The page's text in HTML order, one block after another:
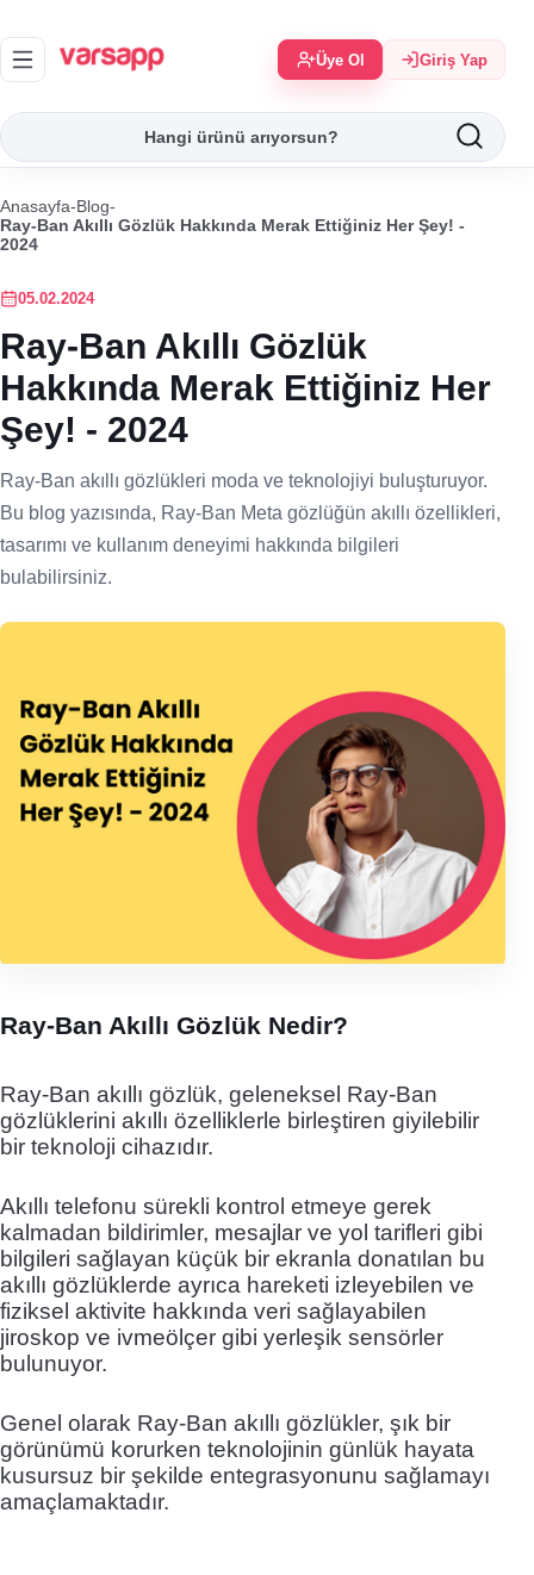
Üye Ol Giriş Yap
Anasayfa-Blog-
Ray-Ban Akıllı Gözlük Hakkında Merak Ettiğiniz Her Şey! -
2024
05.02.2024
Ray-Ban Akıllı Gözlük
Hakkında Merak Ettiğiniz Her
Şey! - 2024
Ray-Ban akıllı gözlükleri moda ve teknolojiyi buluşturuyor.
Bu blog yazısında, Ray-Ban Meta gözlüğün akıllı özellikleri,
tasarımı ve kullanım deneyimi hakkında bilgileri
bulabilirsiniz.
Ray-Ban Akıllı Gözlük Nedir?
Ray-Ban akıllı gözlük, geleneksel Ray-Ban
gözlüklerini akıllı özelliklerle birleştiren giyilebilir
bir teknoloji cihazıdır.
Akıllı telefonu sürekli kontrol etmeye gerek
kalmadan bildirimler, mesajlar ve yol tarifleri gibi
bilgileri sağlayan küçük bir ekranla donatılan bu
akıllı gözlüklerde ayrıca hareketi izleyebilen ve
fiziksel aktivite hakkında veri sağlayabilen
jiroskop ve ivmeölçer gibi yerleşik sensörler
bulunuyor.
Genel olarak Ray-Ban akıllı gözlükler, şık bir
görünümü korurken teknolojinin günlük hayata
kusursuz bir şekilde entegrasyonunu sağlamayı
amaçlamaktadır.